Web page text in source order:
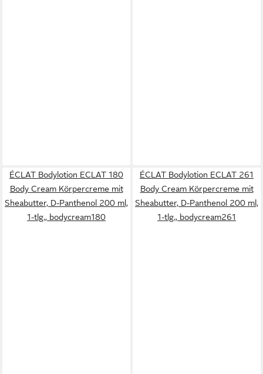
ÉCLAT Bodylotion ECLAT 180
Body Cream Körpercreme mit
Sheabutter, D-Panthenol 200 ml,
1-tlg., bodycream180
ÉCLAT Bodylotion ECLAT 261
Body Cream Körpercreme mit
Sheabutter, D-Panthenol 200 ml,
1-tlg., bodycream261